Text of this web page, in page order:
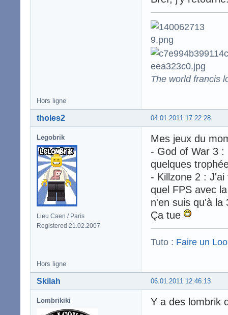
The world francis
Hors ligne
04.01.2011 17:22:28
tholes2
Legobrik
Lieu Caen / Paris
Registered 21.02.2007
Mes jeux du
- God of War 3 :
quelques
- Killzone 2 :
quel FPS avec
n'en suis qu'à la
Ça tue
Tuto : Faire un
Hors ligne
06.01.2011 12:46:13
Skilah
Lombrikiki
Y a des lombrik